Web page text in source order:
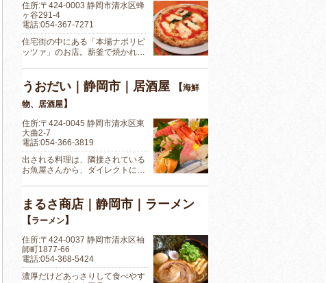
住所:〒424-0003 静岡市清水区蜂
ヶ谷291-4
電話:054-367-7271
住宅街の中にある「本場ナポリピ
ッツァ」のお店。薪釜で焼かれ…
うおだい｜静岡市｜居酒屋 【海鮮
物、居酒屋】
住所:〒424-0045 静岡市清水区東
大曲2-7
電話:054-366-3819
出される料理は、隣接されている
お魚屋さんから、ダイレクトに…
まるさ商店｜静岡市｜ラーメン
【ラーメン】
住所:〒424-0037 静岡市清水区袖
師町1877-66
電話:054-368-5424
濃厚だけどあっさりして食べやす